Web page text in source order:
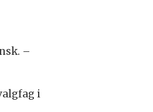
–
i